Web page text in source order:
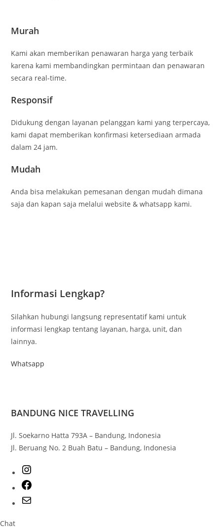
Murah
Kami akan memberikan penawaran harga yang terbaik
karena kami membandingkan permintaan dan penawaran
secara real-time.
Responsif
Didukung dengan layanan pelanggan kami yang terpercaya,
kami dapat memberikan konfirmasi ketersediaan armada
dalam 24 jam.
Mudah
Anda bisa melakukan pemesanan dengan mudah dimana
saja dan kapan saja melalui website & whatsapp kami.
Informasi Lengkap?
Silahkan hubungi langsung representatif kami untuk
informasi lengkap tentang layanan, harga, unit, dan
lainnya.
Whatsapp
BANDUNG NICE TRAVELLING
Jl. Soekarno Hatta 793A – Bandung, Indonesia
Jl. Beruang No. 2 Buah Batu – Bandung, Indonesia
Chat